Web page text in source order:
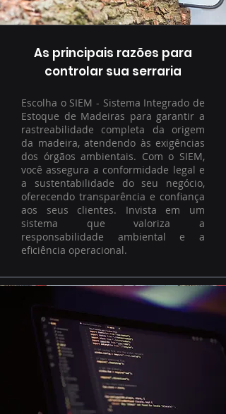
As principais razões para
controlar sua serraria
Escolha o SIEM - Sistema Integrado de
Estoque de Madeiras para garantir a
rastreabilidade completa da origem
da madeira, atendendo às exigências
dos órgãos ambientais. Com o SIEM,
você assegura a conformidade legal e
a sustentabilidade do seu negócio,
oferecendo transparência e confiança
aos seus clientes. Invista em um
sistema que valoriza a
responsabilidade ambiental e a
eficiência operacional.